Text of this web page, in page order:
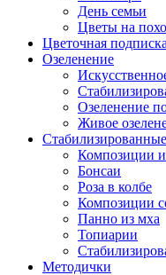
День семьи
Цветы на
Цветочная подписка
Озеленение
Озеленение
Живое
Композиции
Бонсаи
Роза в колбе
Композиции
Панно из мха
Топиарии
Методички